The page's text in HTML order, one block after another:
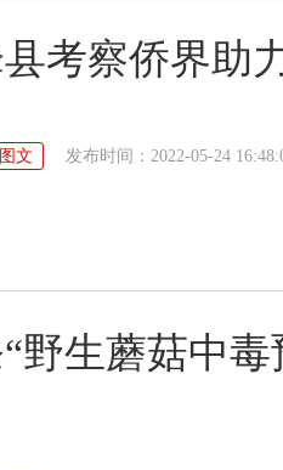
考察侨界助
图文 发布时间：2022-05-24
野生蘑菇中